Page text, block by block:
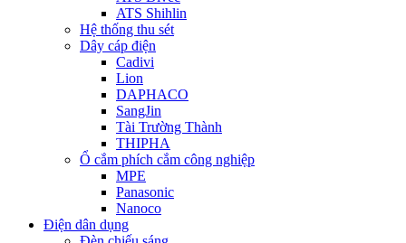
ATS Shihlin
Hệ thống thu sét
Dây cáp điện
Cadivi
Lion
DAPHACO
SangJin
Tài Trường Thành
THIPHA
Ổ cắm phích cắm công nghiệp
MPE
Panasonic
Nanoco
Điện dân dụng